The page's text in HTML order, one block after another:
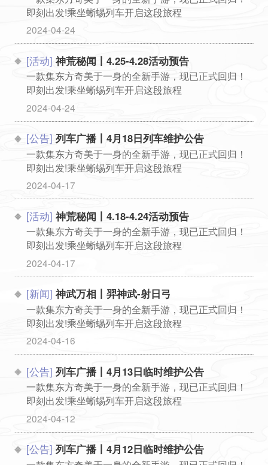
即刻出发!乘坐蜥蜴列车开启这段旅程
...
2024-04-24
[活动]神荒秘闻丨4.25-4.28活动预告
一款集东方奇美于一身的全新手游，现已正式回归！
即刻出发!乘坐蜥蜴列车开启这段旅程
...
2024-04-24
[公告] 列车广播丨4月18日列车维护公告
一款集东方奇美于一身的全新手游，现已正式回归！
即刻出发!乘坐蜥蜴列车开启这段旅程
...
2024-04-17
[活动] 神荒秘闻丨4.18-4.24活动预告
一款集东方奇美于一身的全新手游，现已正式回归！
即刻出发!乘坐蜥蜴列车开启这段旅程
...
2024-04-17
[新闻] 神武万相丨羿神武-射日弓
一款集东方奇美于一身的全新手游，现已正式回归！
即刻出发!乘坐蜥蜴列车开启这段旅程
...
2024-04-16
[公告] 列车广播丨4月13日临时维护公告
一款集东方奇美于一身的全新手游，现已正式回归！
即刻出发!乘坐蜥蜴列车开启这段旅程
...
2024-04-12
[公告] 列车广播丨4月12日临时维护公告